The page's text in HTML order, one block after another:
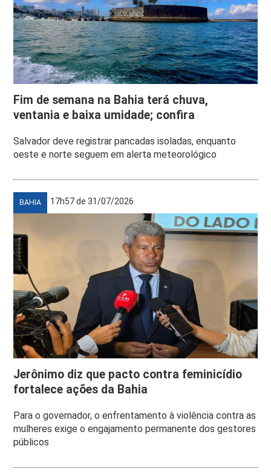
Fim de semana na Bahia terá chuva,
ventania e baixa umidade; confira
Salvador deve registrar pancadas isoladas, enquanto
oeste e norte seguem em alerta meteorológico
BAHIA 17h57 de 31/07/2026
Jerônimo diz que pacto contra feminicídio
fortalece ações da Bahia
Para o governador, o enfrentamento à violência contra as
mulheres exige o engajamento permanente dos gestores
públicos